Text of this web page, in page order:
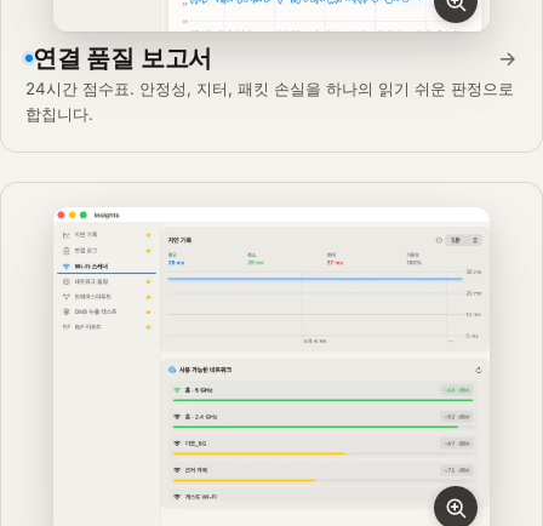
연결 품질 보고서 →
24시간 점수표. 안정성, 지터, 패킷 손실을 하나의 읽기 쉬운 판정으로
합칩니다.